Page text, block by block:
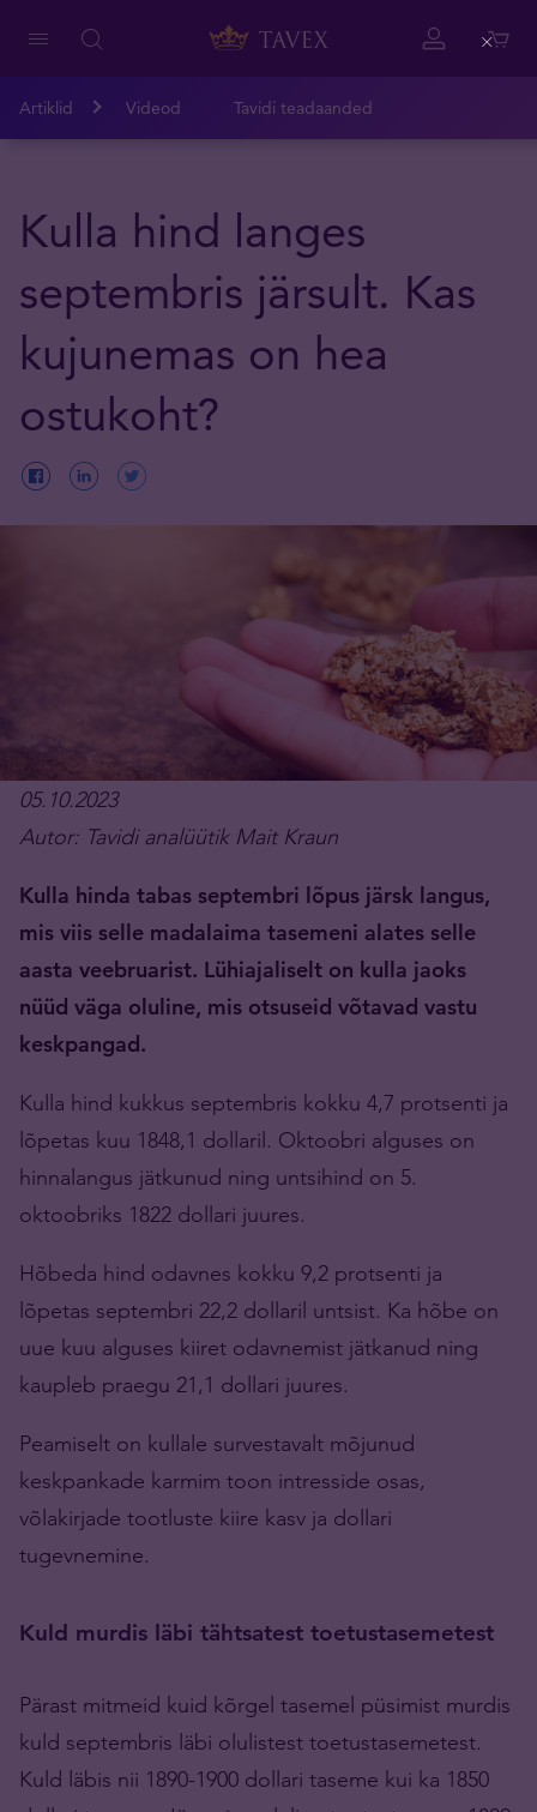
Artiklid Videod Tavidi teadaanded
Kulla hind langes
septembris järsult. Kas
kujunemas on hea
ostukoht?
05.10.2023
Autor: Tavidi analüütik Mait Kraun
Kulla hinda tabas septembri lõpus järsk langus,
mis viis selle madalaima tasemeni alates selle
aasta veebruarist. Lühiajaliselt on kulla jaoks
nüüd väga oluline, mis otsuseid võtavad vastu
keskpangad.
Kulla hind kukkus septembris kokku 4,7 protsenti ja
lõpetas kuu 1848,1 dollaril. Oktoobri alguses on
hinnalangus jätkunud ning untsihind on 5.
oktoobriks 1822 dollari juures.
Hõbeda hind odavnes kokku 9,2 protsenti ja
lõpetas septembri 22,2 dollaril untsist. Ka hõbe on
uue kuu alguses kiiret odavnemist jätkanud ning
kaupleb praegu 21,1 dollari juures.
Peamiselt on kullale survestavalt mõjunud
keskpankade karmim toon intresside osas,
võlakirjade tootluste kiire kasv ja dollari
tugevnemine.
Kuld murdis läbi tähtsatest toetustasemetest
Pärast mitmeid kuid kõrgel tasemel püsimist murdis
kuld septembris läbi olulistest toetustasemetest.
Kuld läbis nii 1890-1900 dollari taseme kui ka 1850
Close